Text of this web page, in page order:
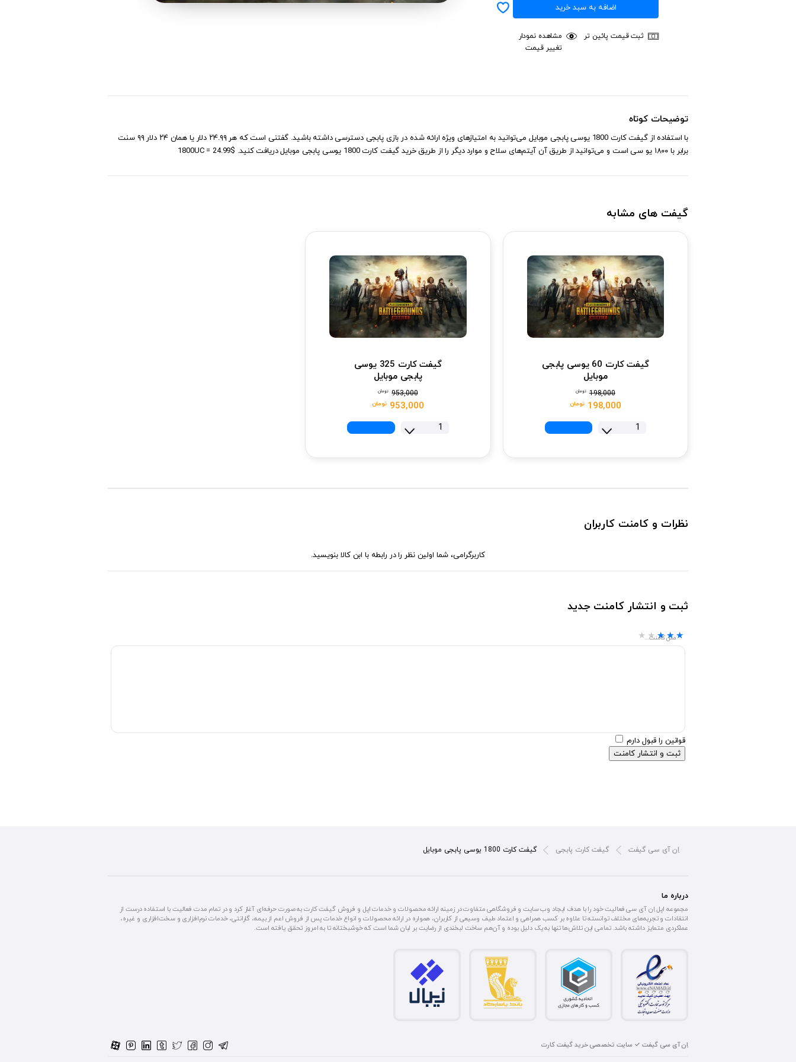
اضافه به سبد خرید
ثبت قیمت پائین تر
مشاهده نمودار
تغییر قیمت
توضیحات کوتاه
با استفاده از گیفت کارت 1800 یوسی پابجی موبایل می‌توانید به امتیاز‌های ویژه ارائه شده در بازی پابجی دسترسی داشته باشید. گفتنی است که هر ۲۴.۹۹ دلار یا همان ۲۴ دلار ۹۹ سنت
برابر با ۱۸۰۰ یو سی است و می‌توانید از طریق آن آیتم‌های سلاح و موارد دیگر را از طریق خرید گیفت کارت 1800 یوسی پابجی موبایل دریافت کنید. 1800UC = 24.99$
گیفت های مشابه
گیفت کارت 60 یوسی پابجی
موبایل
198,000 تومان
198,000 تومان
گیفت کارت 325 یوسی
پابجی موبایل
953,000 تومان
953,000 تومان
نظرات و کامنت کاربران
کاربرگرامی، شما اولین نظر را در رابطه با ابن کالا بنویسید.
ثبت و انتشار کامنت جدید
★★★★★
★★★★★
★★★★★
متن کامنت...
قوانین را قبول دارم
ثبت و انتشار کامنت
اِن آی سی گیفت گیفت کارت پابجی گیفت کارت 1800 یوسی پابجی موبایل
درباره ما
مجموعه اپل اِن آی سی فعالیت خود را با هدف ایجاد وب سایت و فروشگاهی متفاوت در زمینه ارائه محصولات و خدمات اپل و فروش گیفت کارت به صورت حرفه‌ای آغاز کرد و در تمام مدت فعالیت با استفاده درست از
انتقادات و تجربه‌های مختلف توانسته تا علاوه بر کسب همراهی و اعتماد طیف وسیعی از کاربران، همواره در ارائه محصولات و انواع خدمات پس از فروش اعم از بیمه، گارانتی، خدمات نرم‌افزاری و سخت‌افزاری و غیره،
عملکردی متمایز داشته باشد. تمامی این تلاش‌ها تنها به یک دلیل بوده و آن‌هم ساخت لبخندی از رضایت بر لبان شما است که خوشبختانه تا به امروز تحقق یافته است.
اِن آی سی گیفت ✓ سایت تخصصی خرید گیفت کارت